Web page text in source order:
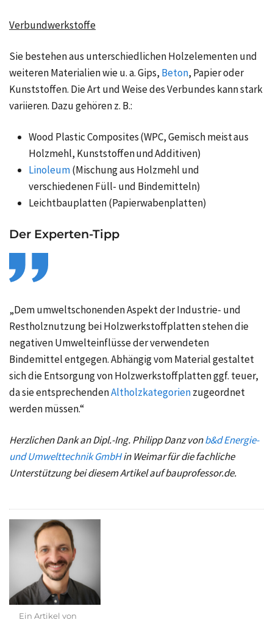
Verbundwerkstoffe
Sie bestehen aus unterschiedlichen Holzelementen und
weiteren Materialien wie u. a. Gips, Beton, Papier oder
Kunststoffen. Die Art und Weise des Verbundes kann stark
variieren. Dazu gehören z. B.:
Wood Plastic Composites (WPC, Gemisch meist aus
Holzmehl, Kunststoffen und Additiven)
Linoleum(Mischung aus Holzmehl und
verschiedenen Füll- und Bindemitteln)
Leichtbauplatten (Papierwabenplatten)
Der Experten-Tipp
„Dem umweltschonenden Aspekt der Industrie- und
Restholznutzung bei Holzwerkstoffplatten stehen die
negativen Umwelteinflüsse der verwendeten
Bindemittel entgegen. Abhängig vom Material gestaltet
sich die Entsorgung von Holzwerkstoffplatten ggf. teuer,
da sie entsprechendenAltholzkategorienzugeordnet
werden müssen.“
Herzlichen Dank an Dipl.-Ing. Philipp Danz vonb&d Energie-
und Umwelttechnik GmbHin Weimar für die fachliche
Unterstützung bei diesem Artikel auf bauprofessor.de.
Ein Artikel von